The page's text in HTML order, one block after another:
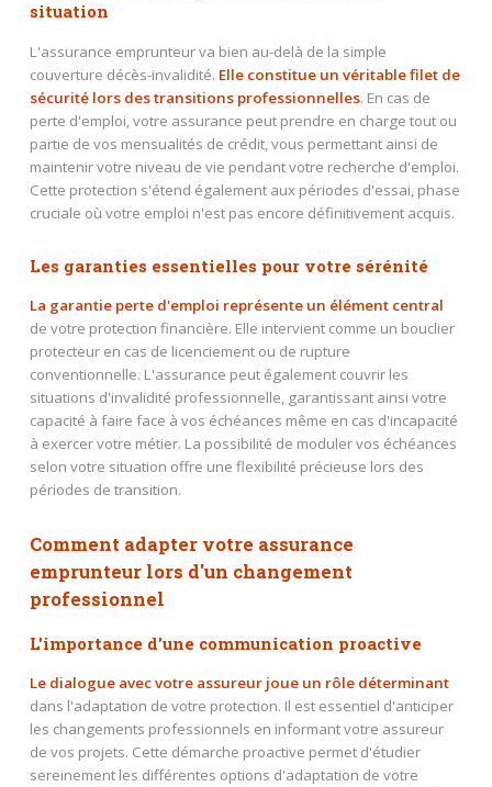
situation
L'assurance emprunteur va bien au-delà de la simple
couverture décès-invalidité. Elle constitue un véritable filet de
sécurité lors des transitions professionnelles. En cas de
perte d'emploi, votre assurance peut prendre en charge tout ou
partie de vos mensualités de crédit, vous permettant ainsi de
maintenir votre niveau de vie pendant votre recherche d'emploi.
Cette protection s'étend également aux périodes d'essai, phase
cruciale où votre emploi n'est pas encore définitivement acquis.
Les garanties essentielles pour votre sérénité
La garantie perte d'emploi représente un élément central
de votre protection financière. Elle intervient comme un bouclier
protecteur en cas de licenciement ou de rupture
conventionnelle. L'assurance peut également couvrir les
situations d'invalidité professionnelle, garantissant ainsi votre
capacité à faire face à vos échéances même en cas d'incapacité
à exercer votre métier. La possibilité de moduler vos échéances
selon votre situation offre une flexibilité précieuse lors des
périodes de transition.
Comment adapter votre assurance
emprunteur lors d'un changement
professionnel
L'importance d'une communication proactive
Le dialogue avec votre assureur joue un rôle déterminant
dans l'adaptation de votre protection. Il est essentiel d'anticiper
les changements professionnels en informant votre assureur
de vos projets. Cette démarche proactive permet d'étudier
sereinement les différentes options d'adaptation de votre